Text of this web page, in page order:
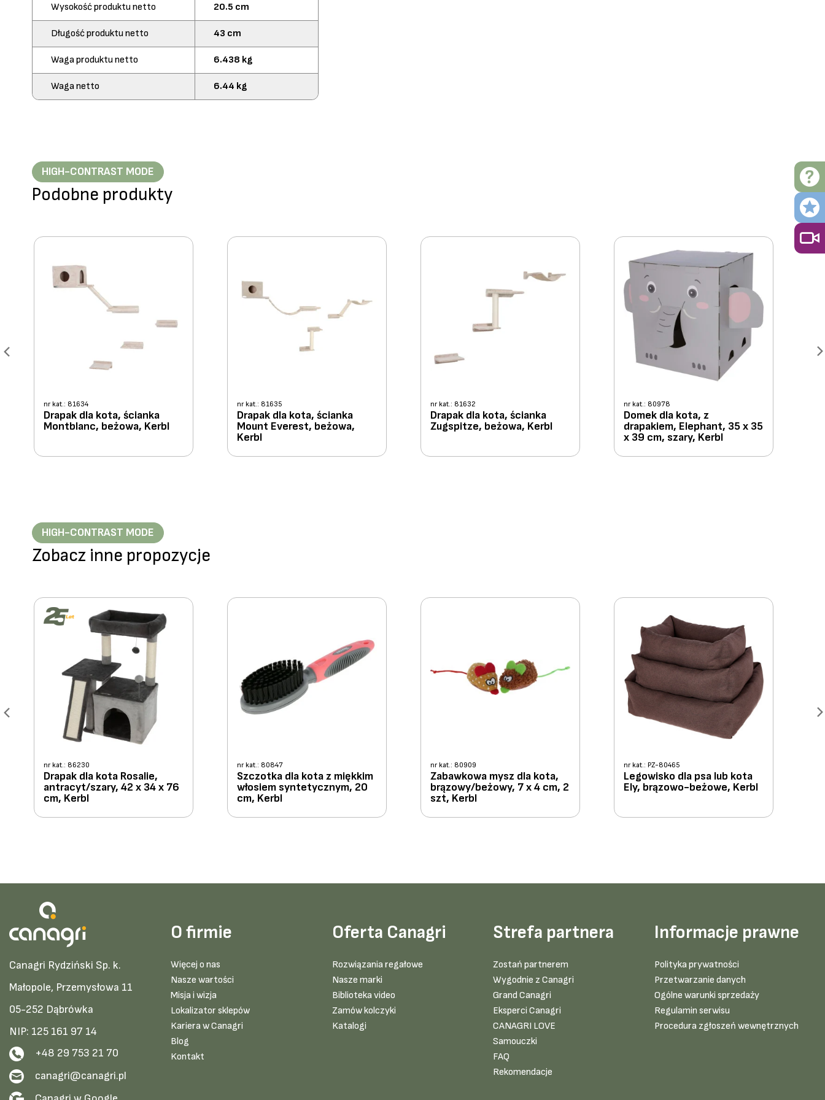
Wysokość produktu netto 20.5 cm
Długość produktu netto 43 cm
Waga produktu netto 6.438 kg
Waga netto 6.44 kg
HIGH-CONTRAST MODE
Podobne produkty
nr kat.: 81634
Drapak dla kota, ścianka
Montblanc, beżowa, Kerbl
nr kat.: 81635
Drapak dla kota, ścianka
Mount Everest, beżowa,
Kerbl
nr kat.: 81632
Drapak dla kota, ścianka
Zugspitze, beżowa, Kerbl
nr kat.: 80978
Domek dla kota, z
drapakiem, Elephant, 35 x 35
x 39 cm, szary, Kerbl
HIGH-CONTRAST MODE
Zobacz inne propozycje
nr kat.: 86230
Drapak dla kota Rosalie,
antracyt/szary, 42 x 34 x 76
cm, Kerbl
nr kat.: 80847
Szczotka dla kota z miękkim
włosiem syntetycznym, 20
cm, Kerbl
nr kat.: 80909
Zabawkowa mysz dla kota,
brązowy/beżowy, 7 x 4 cm, 2
szt, Kerbl
nr kat.: PZ-80465
Legowisko dla psa lub kota
Ely, brązowo-beżowe, Kerbl
Canagri Rydziński Sp. k.
Małopole, Przemysłowa 11
05-252 Dąbrówka
NIP: 125 161 97 14
+48 29 753 21 70
canagri@canagri.pl
O firmie
Więcej o nas
Nasze wartości
Misja i wizja
Lokalizator sklepów
Kariera w Canagri
Blog
Kontakt
Oferta Canagri
Rozwiązania regałowe
Nasze marki
Biblioteka video
Zamów kolczyki
Katalogi
Strefa partnera
Zostań partnerem
Wygodnie z Canagri
Grand Canagri
Eksperci Canagri
CANAGRI LOVE
Samouczki
FAQ
Rekomendacje
Informacje prawne
Polityka prywatności
Przetwarzanie danych
Ogólne warunki sprzedaży
Regulamin serwisu
Procedura zgłoszeń wewnętrznych